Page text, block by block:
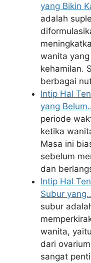
yang Bikin
adalah
wanita
kehamilan.
berbagai
Intip Hal
yang
periode
ketika
Masa ini
sebelum
dan
Intip Hal
Subur
subur
wanita,
dari
sangat